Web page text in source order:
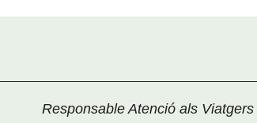
Responsable Atenció als Viatgers